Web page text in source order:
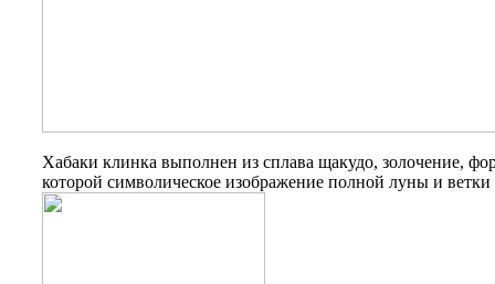
Хабаки клинка выполнен из сплава щакудо, золочение,
которой символическое изображение полной луны и